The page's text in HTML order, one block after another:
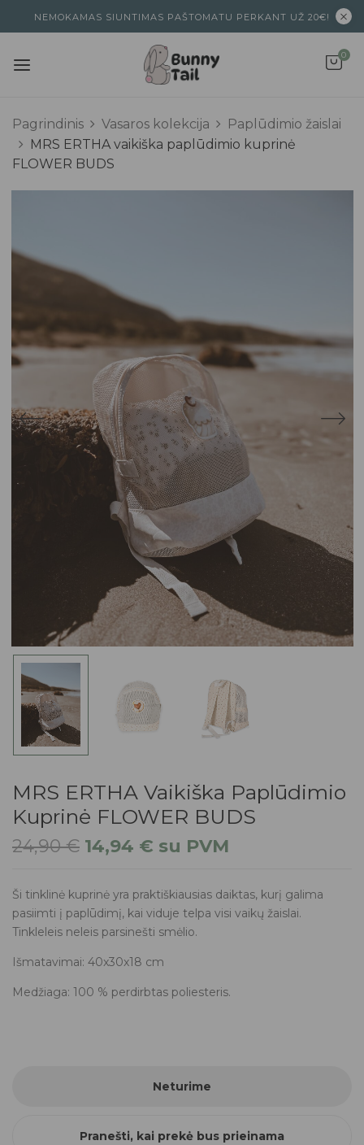
NEMOKAMAS SIUNTIMAS PAŠTOMATU PERKANT UŽ 20€!
0
Pagrindinis Vasaros kolekcija
Paplūdimio žaislai
MRS ERTHA vaikiška paplūdimio kuprinė
FLOWER BUDS
MRS ERTHA Vaikiška Paplūdimio
Kuprinė FLOWER BUDS
24,90€ 14,94 € su PVM
Ši tinklinė kuprinė yra praktiškiausias daiktas, kurį galima
pasiimti į paplūdimį, kai viduje telpa visi vaikų žaislai.
Tinkleleis neleis parsinešti smėlio.
Išmatavimai: 40x30x18 cm
Medžiaga: 100 % perdirbtas poliesteris.
Neturime
Pranešti, kai prekė bus prieinama